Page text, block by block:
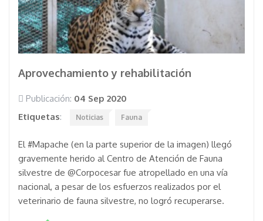
Aprovechamiento y rehabilitación
Publicación: 04 Sep 2020
Etiquetas: Noticias Fauna
El #Mapache (en la parte superior de la imagen) llegó
gravemente herido al Centro de Atención de Fauna
silvestre de @Corpocesar fue atropellado en una vía
nacional, a pesar de los esfuerzos realizados por el
veterinario de fauna silvestre, no logró recuperarse.